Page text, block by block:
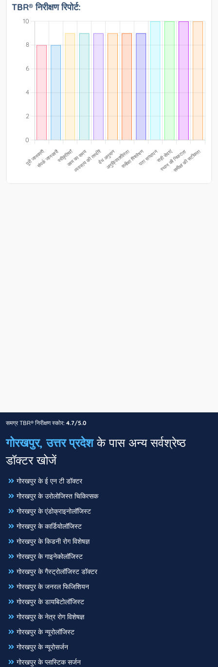
TBR® निरीक्षण रिपोर्ट:
समग्र TBR® निरीक्षण स्कोर: 4.7/5.0
गोरखपुर, उत्तर प्रदेशके पास अन्य सर्वश्रेष्ठ
डॉक्टर खोजें
गोरखपुर के ई एन टी डॉक्टर
गोरखपुर के उरोलोजिस्त चिकित्सक
गोरखपुर के एंडोक्राइनोलॉजिस्ट
गोरखपुर के कार्डियोलॉजिस्ट
गोरखपुर के किडनी रोग विशेषज्ञ
गोरखपुर के गाइनेकोलॉजिस्ट
गोरखपुर के गैस्ट्रोलॉजिस्ट डॉक्टर
गोरखपुर के जनरल फिजिशियन
गोरखपुर के डायबिटोलॉजिस्ट
गोरखपुर के नेत्र रोग विशेषज्ञ
गोरखपुर के न्यूरोलॉजिस्ट
गोरखपुर के न्यूरोसर्जन
गोरखपुर के प्लास्टिक सर्जन